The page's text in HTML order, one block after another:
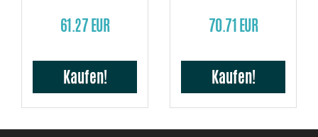
61.27 EUR
Kaufen!
70.71 EUR
Kaufen!